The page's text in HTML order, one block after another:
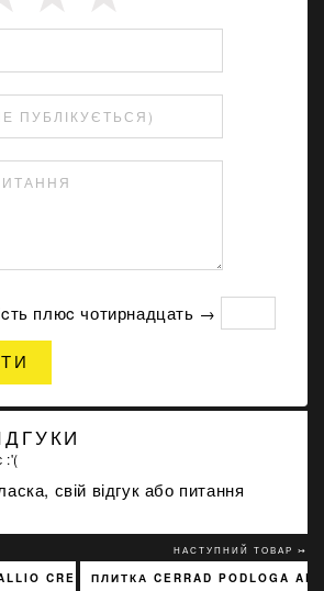
ПУБЛІКУЄТЬСЯ)
плюc чотирнадцать →
:'(
свій відгук або питання
CREAM 3768 15X45
НАСТУПНИЙ ТОВАР ↣
ПЛИТКА CERRAD PODLOGA